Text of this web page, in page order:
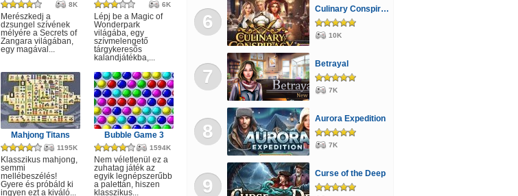
8K
Merészkedj a
dzsungel szívének
mélyére a Secrets of
Zangara világában,
egy magával...
6K
Lépj be a Magic of
Wonderpark
világába, egy
szívmelengető
tárgykeresős
kalandjátékba,...
Mahjong Titans
1195K
Klasszikus mahjong,
semmi
mellébeszélés!
Gyere és próbáld ki
ingyen ezt a kiváló...
Bubble Game 3
1594K
Nem véletlenül ez a
zuhatag játék az
egyik legnépszerűbb
a palettán, hiszen
klasszikus...
6
Culinary Conspiracy
10K
7
Betrayal
7K
8
Aurora Expedition
7K
9
Curse of the Deep